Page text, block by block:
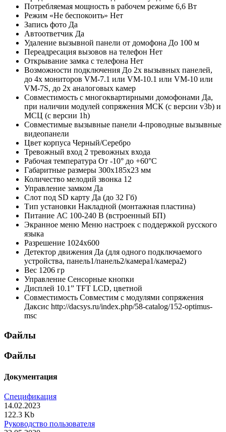
Потребляемая мощность в рабочем режиме 6,6 Вт
Режим «Не беспокоить» Нет
Запись фото Да
Автоответчик Да
Удаление вызывной панели от домофона До 100 м
Переадресация вызовов на телефон Нет
Открывание замка с телефона Нет
Возможности подключения До 2х вызывных панелей,
до 4х мониторов VM-7.1 или VM-10.1 или VM-10 или
VM-7S, до 2х аналоговых камер
Совместимость с многоквартирными домофонами Да,
при наличии модулей сопряжения МСК (с версии v3b) и
МСЦ (с версии 1h)
Совместимые вызывные панели 4-проводные вызывные
видеопанели
Цвет корпуса Черный/Серебро
Тревожный вход 2 тревожных входа
Рабочая температура От -10° до +60°С
Габаритные размеры 300x185x23 мм
Количество мелодий звонка 12
Управление замком Да
Слот под SD карту Да (до 32 Гб)
Тип установки Накладной (монтажная пластина)
Питание АС 100-240 В (встроенный БП)
Экранное меню Меню настроек с поддержкой русского
языка
Разрешение 1024x600
Детектор движения Да (для одного подключаемого
устройства, панель1/панель2/камера1/камера2)
Вес 1206 гр
Управление Сенсорные кнопки
Дисплей 10.1” TFT LCD, цветной
Совместимость Совместим с модулями сопряжения
Даксис http://dacsys.ru/index.php/58-catalog/152-optimus-
msc
Файлы
Файлы
Документация
Спецификация
14.02.2023
122.3 Kb
Руководство пользователя